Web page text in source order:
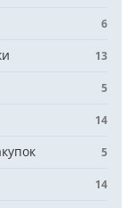
6
13
5
14
5
14